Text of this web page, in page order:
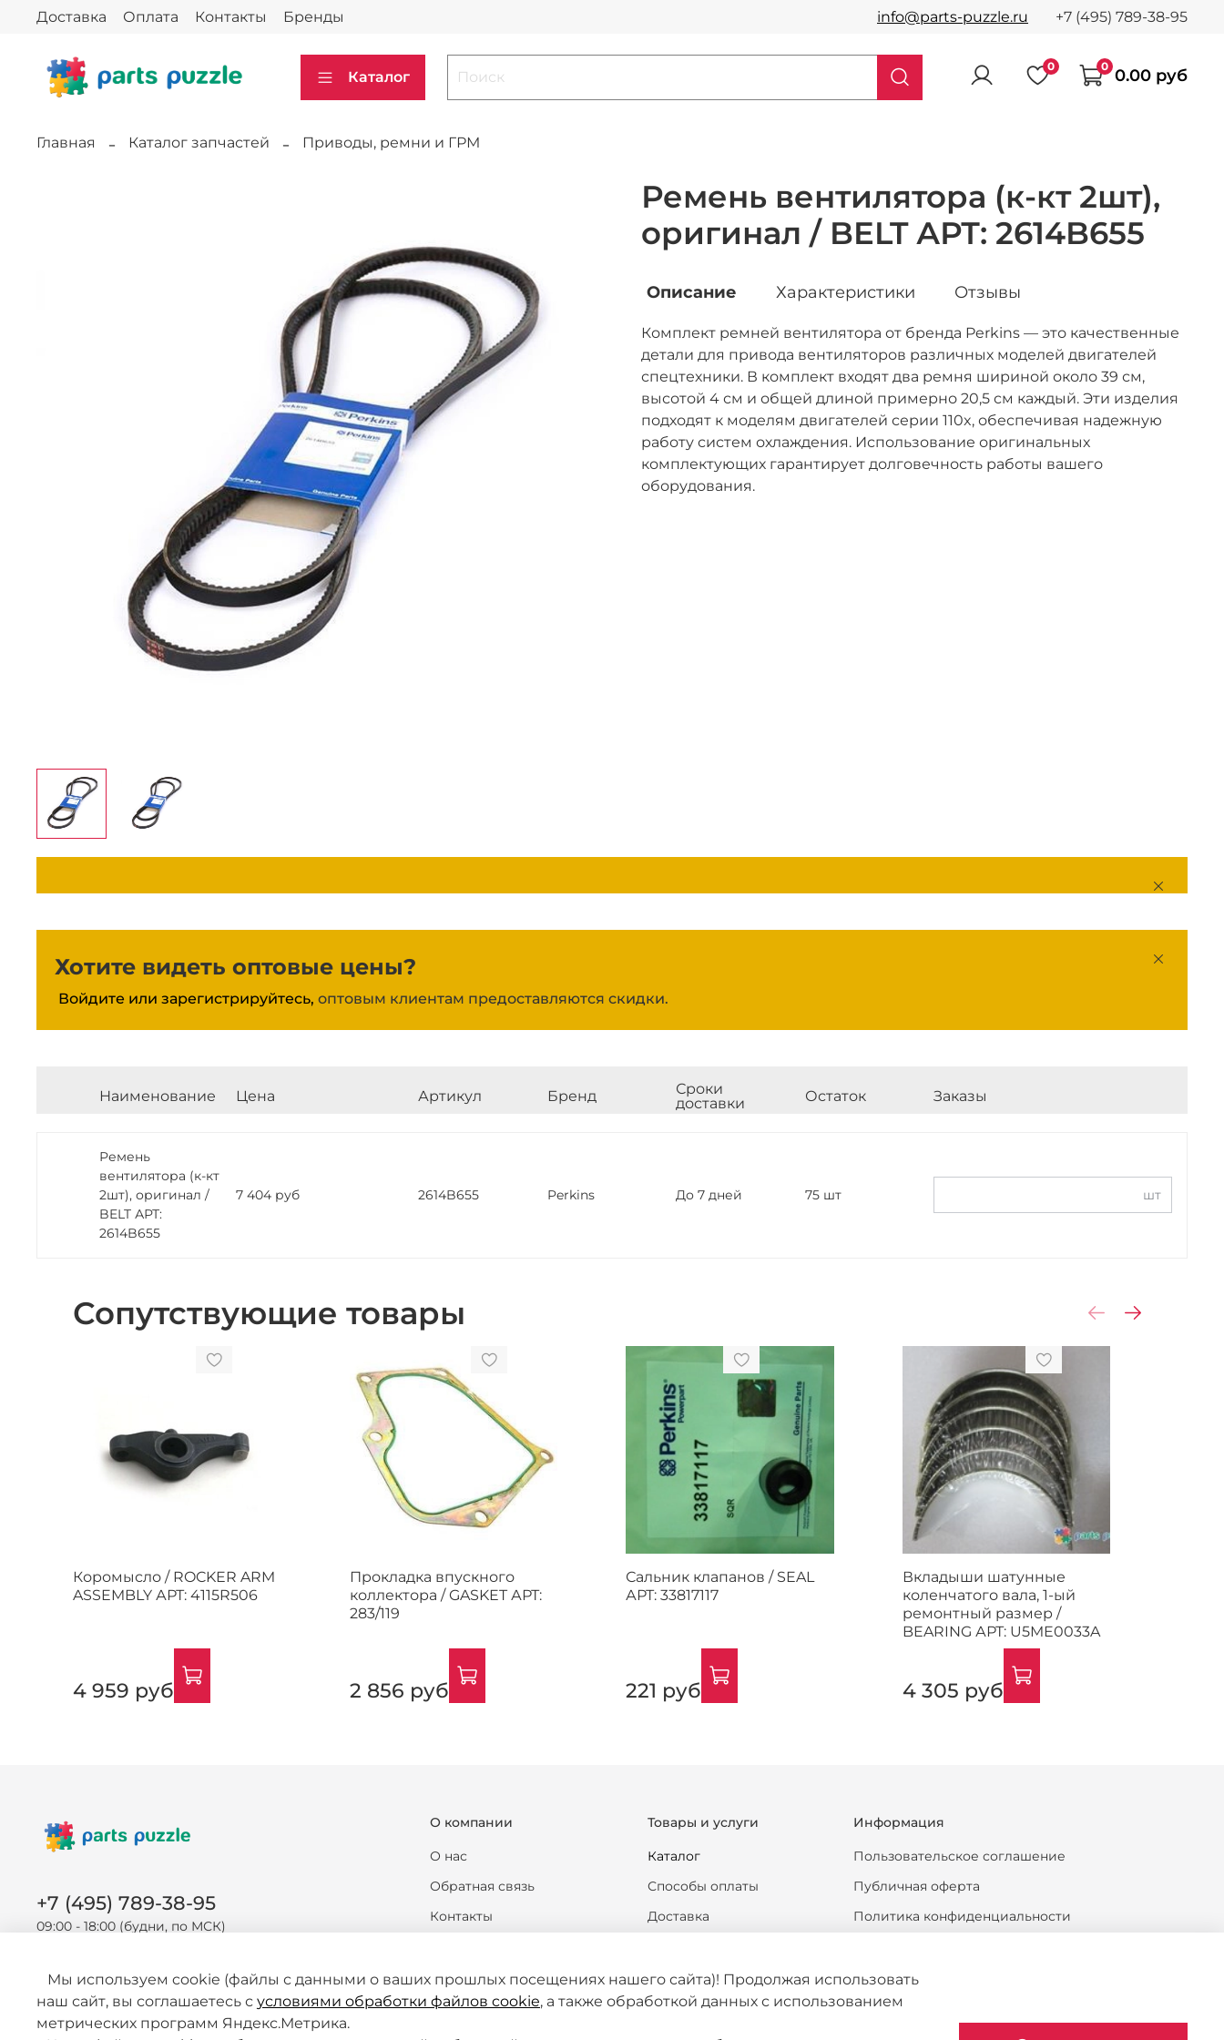
Доставка Оплата Контакты Бренды info@parts-puzzle.ru +7 (495) 789-38-95
Каталог
0 0 0.00 руб
Главная Каталог запчастей Приводы, ремни и ГРМ
Ремень вентилятора (к-кт 2шт),
оригинал / BELT АРТ: 2614B655
Описание Характеристики Отзывы
Комплект ремней вентилятора от бренда Perkins — это качественные
детали для привода вентиляторов различных моделей двигателей
спецтехники. В комплект входят два ремня шириной около 39 см,
высотой 4 см и общей длиной примерно 20,5 см каждый. Эти изделия
подходят к моделям двигателей серии 110x, обеспечивая надежную
работу систем охлаждения. Использование оригинальных
комплектующих гарантирует долговечность работы вашего
оборудования.
Хотите видеть оптовые цены?
Войдите или зарегистрируйтесь, оптовым клиентам предоставляются скидки.
Наименование Цена Артикул Бренд
Сроки
доставки
Остаток Заказы
Ремень
вентилятора (к-кт
2шт), оригинал /
BELT АРТ:
2614B655
7 404 руб 2614B655 Perkins До 7 дней 75 шт шт
Сопутствующие товары
Коромысло / ROCKER ARM
ASSEMBLY АРТ: 4115R506
4 959 руб
Прокладка впускного
коллектора / GASKET АРТ:
283/119
2 856 руб
Сальник клапанов / SEAL
АРТ: 33817117
221 руб
Вкладыши шатунные
коленчатого вала, 1-ый
ремонтный размер /
BEARING АРТ: U5ME0033A
4 305 руб
О компании
О нас
Обратная связь
Контакты
Новости
Статьи
Товары и услуги
Каталог
Способы оплаты
Доставка
Формы документов
Информация
Пользовательское соглашение
Публичная оферта
Политика конфиденциальности
Политика обработки персональных данных
Согласие на обработку персональных данных
Политика обработки файлов cookie
+7 (495) 789-38-95
09:00 - 18:00 (будни, по МСК)
Мы используем cookie (файлы с данными о ваших прошлых посещениях нашего сайта)! Продолжая использовать
наш сайт, вы соглашаетесь с условиями обработки файлов cookie, а также обработкой данных с использованием
метрических программ Яндекс.Метрика.